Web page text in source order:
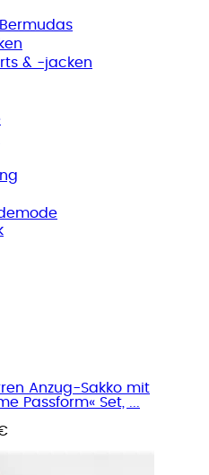
& -jacken
Anzug-Sakko mit
Passform« Set, ...